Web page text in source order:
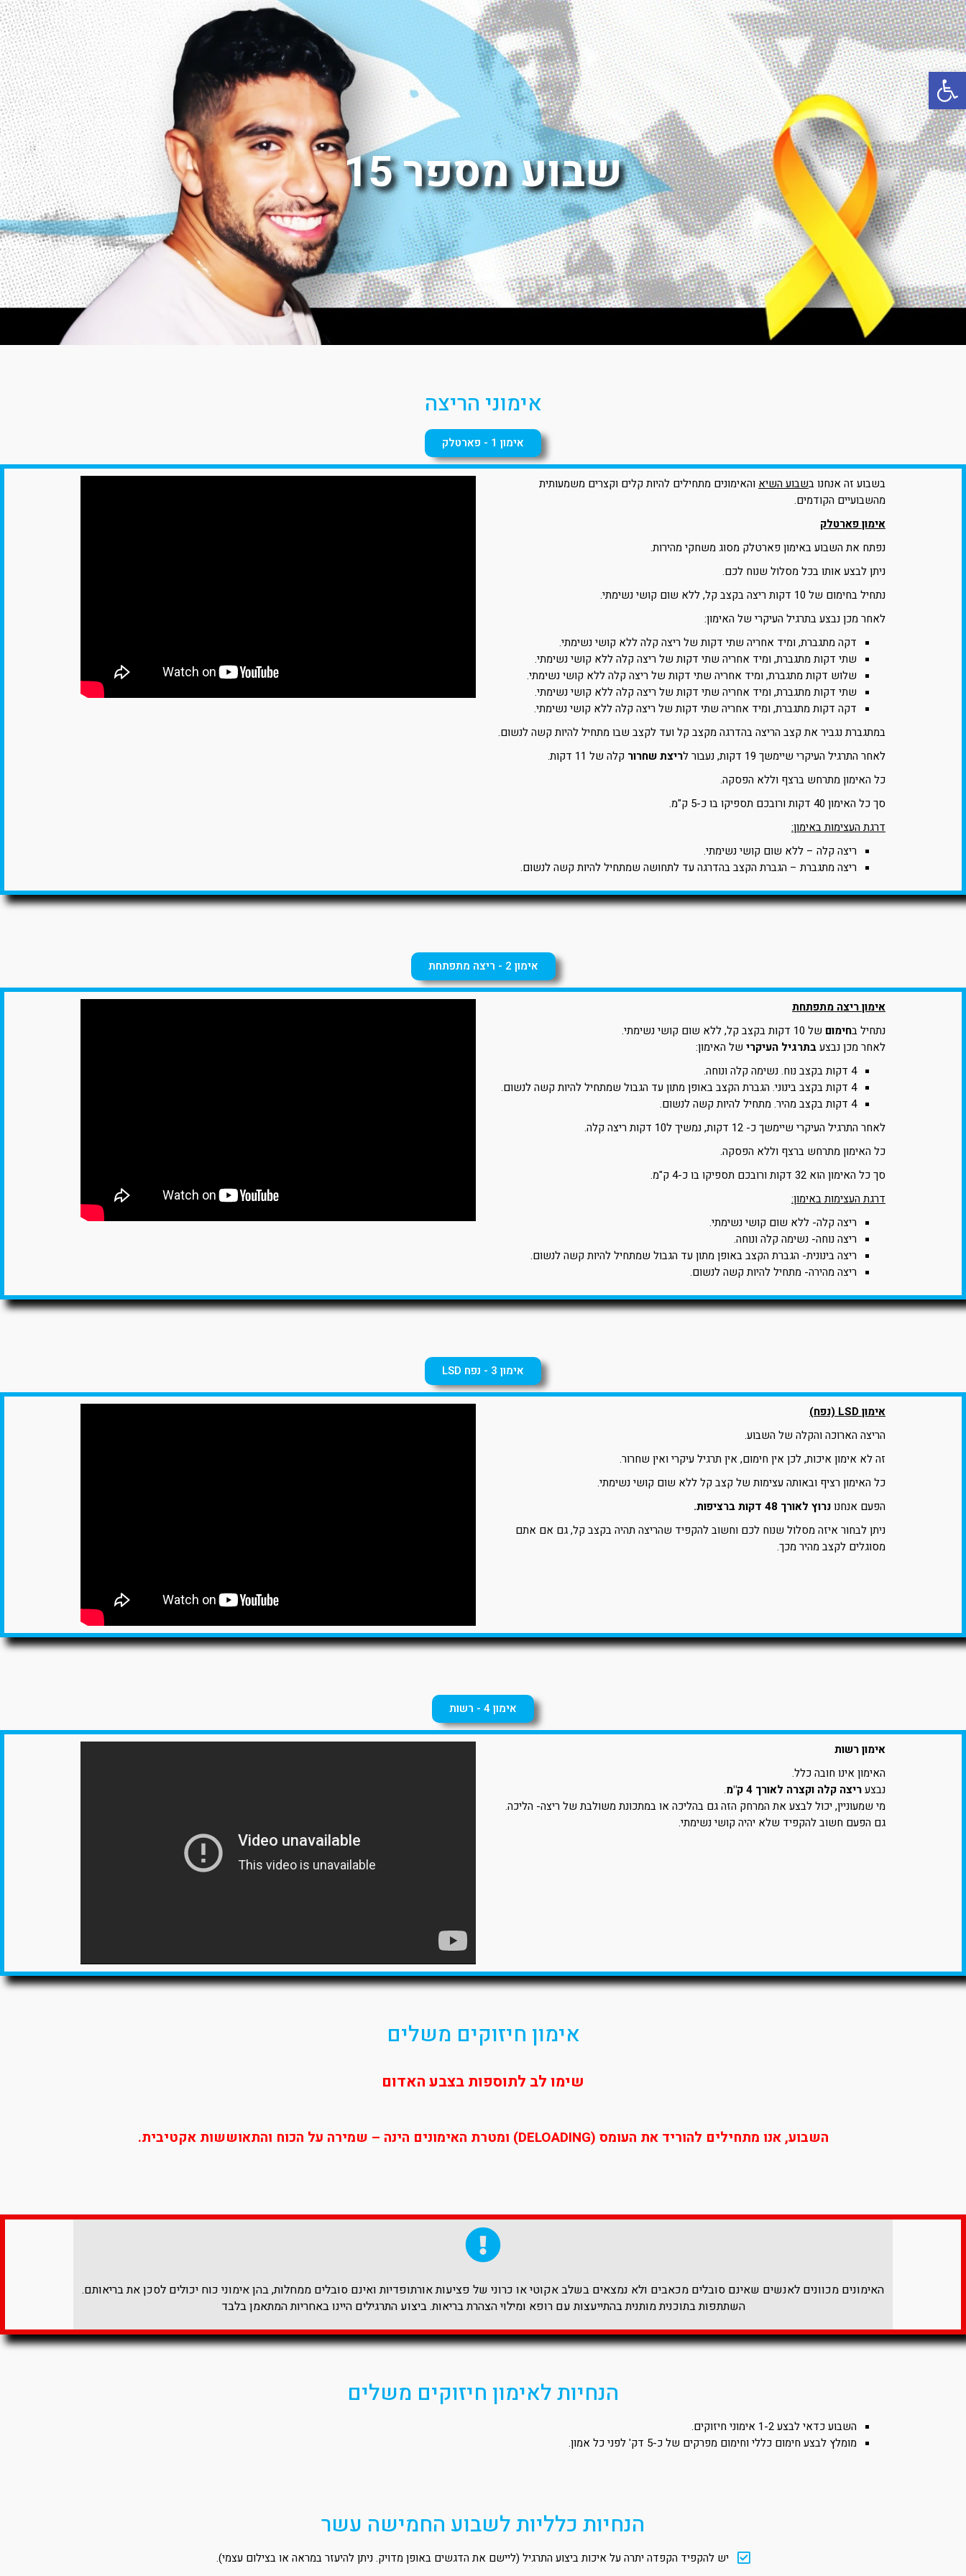
פתח סרגל נגישות
שבוע מספר 15
אימוני הריצה
אימון 1 - פארטלק
בשבוע זה אנחנו בשבוע השיא והאימונים מתחילים להיות קלים וקצרים משמעותית
מהשבועיים הקודמים.
אימון פארטלק
נפתח את השבוע באימון פארטלק מסוג משחקי מהירות.
ניתן לבצע אותו בכל מסלול שנוח לכם.
נתחיל בחימום של 10 דקות ריצה בקצב קל, ללא שום קושי נשימתי.
לאחר מכן נבצע בתרגיל העיקרי של האימון:
דקה מתגברת, ומיד אחריה שתי דקות של ריצה קלה ללא קושי נשימתי.
שתי דקות מתגברת, ומיד אחריה שתי דקות של ריצה קלה ללא קושי נשימתי.
שלוש דקות מתגברת, ומיד אחריה שתי דקות של ריצה קלה ללא קושי נשימתי.
שתי דקות מתגברת, ומיד אחריה שתי דקות של ריצה קלה ללא קושי נשימתי.
דקה דקות מתגברת, ומיד אחריה שתי דקות של ריצה קלה ללא קושי נשימתי.
במתגברת נגביר את קצב הריצה בהדרגה מקצב קל ועד לקצב שבו מתחיל להיות קשה לנשום.
לאחר התרגיל העיקרי שיימשך 19 דקות, נעבור ל
ריצת שחרור קלה של 11 דקות.
כל האימון מתרחש ברצף וללא הפסקה.
סך כל האימון 40 דקות ורובכם תספיקו בו כ-5 ק"מ.
דרגת העצימות באימון:
ריצה קלה – ללא שום קושי נשימתי.
ריצה מתגברת – הגברת הקצב בהדרגה עד לתחושה שמתחיל להיות קשה לנשום.
אימון 2 - ריצה מתפתחת
אימון ריצה מתפתחת
נתחיל בחימום של 10 דקות בקצב קל, ללא שום קושי נשימתי.
לאחר מכן נבצעבתרגיל העיקרי של האימון:
4 דקות בקצב נוח. נשימה קלה ונוחה.
4 דקות בקצב בינוני. הגברת הקצב באופן מתון עד הגבול שמתחיל להיות קשה לנשום.
4 דקות בקצב מהיר. מתחיל להיות קשה לנשום.
לאחר התרגיל העיקרי שיימשך כ- 12 דקות, נמשיך ל10 דקות ריצה קלה.
כל האימון מתרחש ברצף וללא הפסקה.
סך כל האימון הוא 32 דקות ורובכם תספיקו בו כ-4 ק"מ.
דרגת העצימות באימון:
ריצה קלה- ללא שום קושי נשימתי.
ריצה נוחה- נשימה קלה ונוחה.
ריצה בינונית- הגברת הקצב באופן מתון עד הגבול שמתחיל להיות קשה לנשום.
ריצה מהירה- מתחיל להיות קשה לנשום.
אימון 3 - נפח LSD
אימון LSD (נפח)
הריצה הארוכה והקלה של השבוע.
זה לא אימון איכות, לכן אין חימום, אין תרגיל עיקרי ואין שחרור.
כל האימון רציף ובאותה עצימות של קצב קל ללא שום קושי נשימתי.
הפעם אנחנונרוץ לאורך 48 דקות ברציפות.
ניתן לבחור איזה מסלול שנוח לכם וחשוב להקפיד שהריצה תהיה בקצב קל, גם אם אתם
מסוגלים לקצב מהיר מכך.
אימון 4 - רשות
אימון רשות
האימון אינו חובה כלל.
נבצעריצה קלה וקצרה לאורך 4 ק"מ
.
מי שמעוניין, יכול לבצע את המרחק הזה גם בהליכה או במתכונת משולבת של ריצה- הליכה.
גם הפעם חשוב להקפיד שלא יהיה קושי נשימתי.
אימון חיזוקים משלים
שימו לב לתוספות בצבע האדום
השבוע, אנו מתחילים להוריד את העומס (DELOADING) ומטרת האימונים הינה – שמירה על הכוח והתאוששות אקטיבית.
האימונים מכוונים לאנשים שאינם סובלים מכאבים ולא נמצאים בשלב אקוטי או כרוני של פציעות אורתופדיות ואינם סובלים ממחלות, בהן אימוני כוח יכולים לסכן את בריאותם.
השתתפות בתוכנית מותנית בהתייעצות עם רופא ומילוי הצהרת בריאות. ביצוע התרגילים היינו באחריות המתאמן בלבד​
הנחיות לאימון חיזוקים משלים
השבוע כדאי לבצע 1-2 אימוני חיזוקים.
מומלץ לבצע חימום כללי וחימום מפרקים של כ-5 דק' לפני כל אמון.
הנחיות כלליות לשבוע החמישה עשר
יש להקפיד הקפדה יתרה על איכות ביצוע התרגיל (ליישם את הדגשים באופן מדויק. ניתן להיעזר במראה או בצילום עצמי).